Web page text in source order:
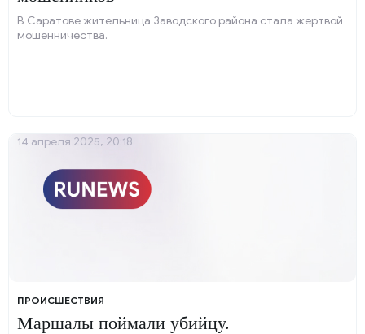
В Саратове жительница Заводского района стала жертвой
мошенничества.
ПРОИСШЕСТВИЯ
Маршалы поймали убийцу.
14 апреля 2025, 20:18